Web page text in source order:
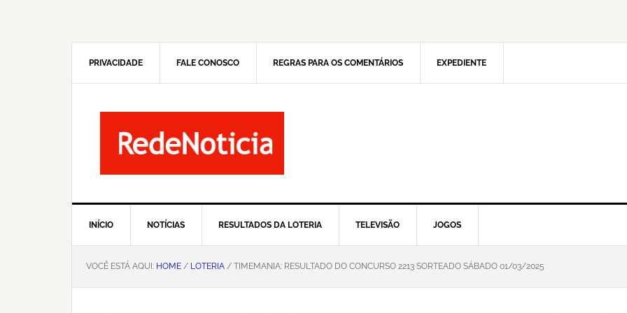
PRIVACIDADE FALE CONOSCO REGRAS PARA OS COMENTÁRIOS EXPEDIENTE
INÍCIO NOTÍCIAS RESULTADOS DA LOTERIA TELEVISÃO JOGOS
VOCÊ ESTÁ AQUI: HOME / LOTERIA / TIMEMANIA: RESULTADO DO CONCURSO 2213 SORTEADO SÁBADO 01/03/2025